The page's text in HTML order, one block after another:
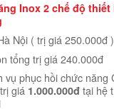
Inox 2 chế độ
Nội ( trị giá 250.000đ )
tổng trị giá 240.000đ
vụ phục hồi chức năng
giá 1.000.000đtại hệ